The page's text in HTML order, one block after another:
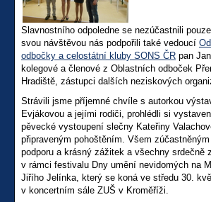
Slavnostního odpoledne se nezúčastnili
svou návštěvou nás podpořili také vedoucí
odbočky a celostátní kluby SONS ČR pan
kolegové a členové z Oblastních odboček
Hradiště, zástupci dalších neziskových
Strávili jsme příjemné chvíle s autorkou
Evjákovou a jejími rodiči, prohlédli si
pěvecké vystoupení slečny Kateřiny
připraveným pohoštěním. Všem
podporu a krásný zážitek a všechny srdečně
v rámci festivalu Dny umění nevidomých na
Jiřího Jelínka, který se koná ve středu 30.
v koncertním sále ZUŠ v Kroměříži.